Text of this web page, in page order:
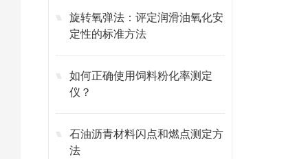
旋转氧弹法：评定润滑油氧化安
定性的标准方法
如何正确使用饲料粉化率测定
仪？
石油沥青材料闪点和燃点测定方
法